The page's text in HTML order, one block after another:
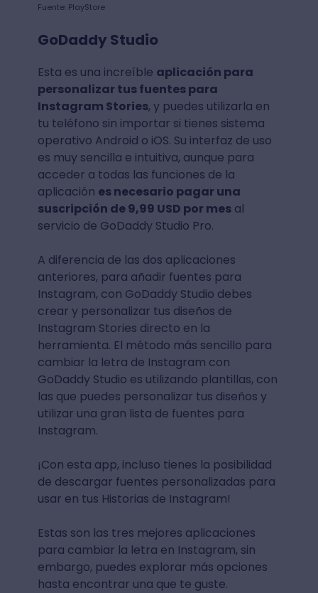
Fuente: PlayStore
GoDaddy Studio
Esta es una increíble aplicación para
personalizar tus fuentes para
Instagram Stories, y puedes utilizarla en
tu teléfono sin importar si tienes sistema
operativo Android o iOS. Su interfaz de uso
es muy sencilla e intuitiva, aunque para
acceder a todas las funciones de la
aplicación es necesario pagar una
suscripción de 9,99 USD por mesal
servicio de GoDaddy Studio Pro.
A diferencia de las dos aplicaciones
anteriores, para añadir fuentes para
Instagram, con GoDaddy Studio debes
crear y personalizar tus diseños de
Instagram Stories directo en la
herramienta. El método más sencillo para
cambiar la letra de Instagram con
GoDaddy Studio es utilizando plantillas, con
las que puedes personalizar tus diseños y
utilizar una gran lista de fuentes para
Instagram.
¡Con esta app, incluso tienes la posibilidad
de descargar fuentes personalizadas para
usar en tus Historias de Instagram!
Estas son las tres mejores aplicaciones
para cambiar la letra en Instagram, sin
embargo, puedes explorar más opciones
hasta encontrar una que te guste.